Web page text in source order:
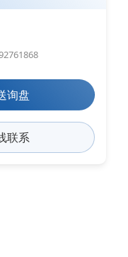
询盘
联系